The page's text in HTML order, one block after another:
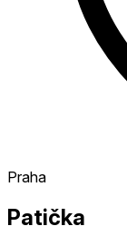
Praha
Patička